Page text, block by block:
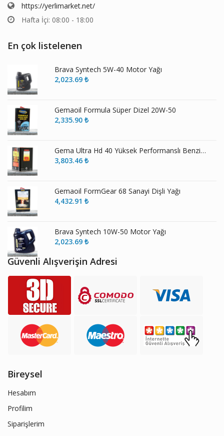
https://yerlimarket.net/
Hafta İçi: 08:00 - 18:00
En çok listelenen
Brava Syntech 5W-40 Motor Yağı
2,023.69 ₺
Gemaoil Formula Süper Dizel 20W-50
2,335.90 ₺
Gema Ultra Hd 40 Yüksek Performanslı Benzinli ve Dizel Motor Yağı
3,803.46 ₺
Gemaoil FormGear 68 Sanayi Dişli Yağı
4,432.91 ₺
Brava Syntech 10W-50 Motor Yağı
2,023.69 ₺
Güvenli Alışverişin Adresi
Bireysel
Hesabım
Profilim
Siparişlerim